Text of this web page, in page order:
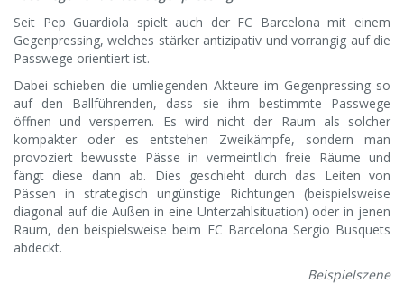
Seit Pep Guardiola spielt auch der FC Barcelona mit einem
Gegenpressing, welches stärker antizipativ und vorrangig auf die
Passwege orientiert ist.
Dabei schieben die umliegenden Akteure im Gegenpressing so
auf den Ballführenden, dass sie ihm bestimmte Passwege
öffnen und versperren. Es wird nicht der Raum als solcher
kompakter oder es entstehen Zweikämpfe, sondern man
provoziert bewusste Pässe in vermeintlich freie Räume und
fängt diese dann ab. Dies geschieht durch das Leiten von
Pässen in strategisch ungünstige Richtungen (beispielsweise
diagonal auf die Außen in eine Unterzahlsituation) oder in jenen
Raum, den beispielsweise beim FC Barcelona Sergio Busquets
abdeckt.
Beispielszene